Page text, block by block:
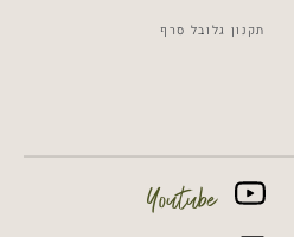
תקנון גלובל סרף
Youtube